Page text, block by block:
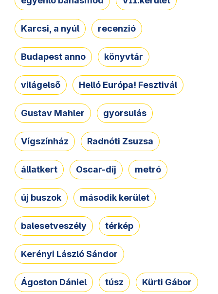
Karcsi, a nyúl recenzió
Budapest anno könyvtár
világelső Helló Európa! Fesztivál
Gustav Mahler gyorsulás
Vígszínház Radnóti Zsuzsa
állatkert Oscar-díj metró
új buszok második kerület
balesetveszély térkép
Kerényi László Sándor
Ágoston Dániel túsz Kürti Gábor